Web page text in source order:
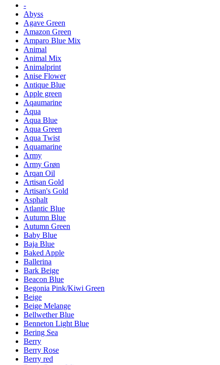
-
Abyss
Agave Green
Amazon Green
Amparo Blue Mix
Animal
Animal Mix
Animalprint
Anise Flower
Antique Blue
Apple green
Aqaumarine
Aqua
Aqua Blue
Aqua Green
Aqua Twist
Aquamarine
Army
Army Grøn
Arqan Oil
Artisan Gold
Artisan's Gold
Asphalt
Atlantic Blue
Autumn Blue
Autumn Green
Baby Blue
Baja Blue
Baked Apple
Ballerina
Bark Beige
Beacon Blue
Begonia Pink/Kiwi Green
Beige
Beige Melange
Bellwether Blue
Benneton Light Blue
Bering Sea
Berry
Berry Rose
Berry red